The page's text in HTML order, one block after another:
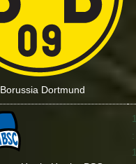
Borussia Dortmund
: